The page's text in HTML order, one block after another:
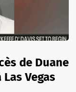
de Duane
Vegas